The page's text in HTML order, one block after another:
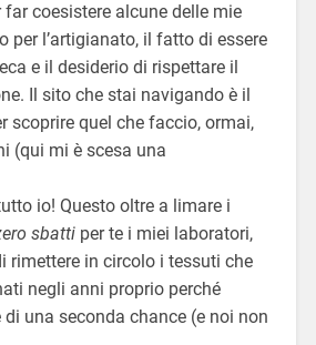
far coesistere alcune delle mie
per l’artigianato, il fatto di essere
e il desiderio di rispettare il
Il sito che stai navigando è il
scoprire quel che faccio, ormai,
(qui mi è scesa una
io! Questo oltre a limare i
sbattiper te i miei laboratori,
rimettere in circolo i tessuti che
negli anni proprio perché
di una seconda chance (e noi non